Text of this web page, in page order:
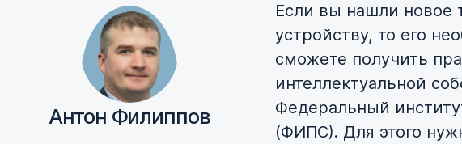
Антон Филиппов
Если вы нашли новое
устройству, то его
сможете получить
интеллектуальной
Федеральный
(ФИПС). Для этого